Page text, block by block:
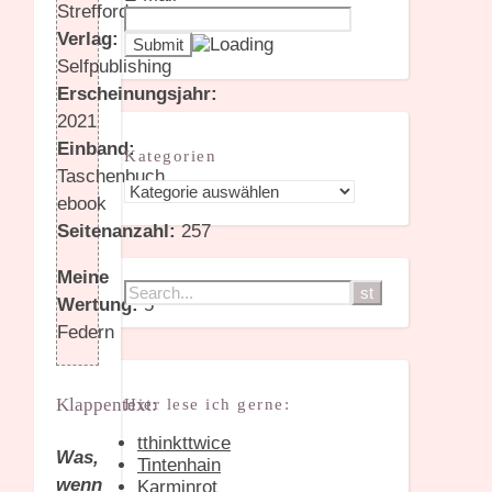
Strefford
Verlag:
Selfpublishing
Erscheinungsjahr:
2021
Einband:
Taschenbuch,
ebook
Seitenanzahl:257
Meine
Wertung: 5
Federn
Klappentext:
Was,
wenn
Kategorien
Kategorien
Hier lese ich gerne:
tthinkttwice
Tintenhain
Karminrot